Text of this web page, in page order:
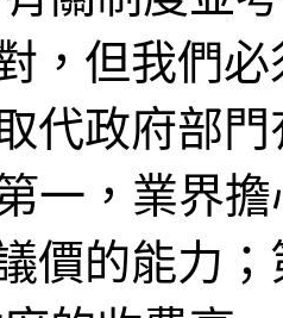
，但我們
代政府部
一，業界
價的能力